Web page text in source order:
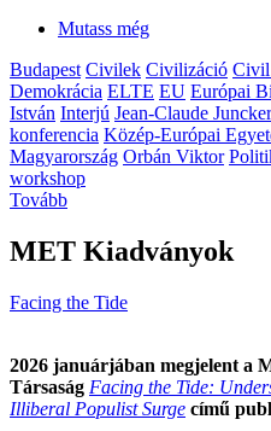
Mutass még
Budapest Civilek Civilizáció Civil
Demokrácia ELTE EU Európai
István Interjú Jean-Claude Juncker
konferencia Közép-Európai
Magyarország Orbán Viktor
workshop
Tovább
MET Kiadványok
Facing the Tide
2026 januárjában megjelent a
Társaság Facing the Tide:
Illiberal Populist Surge című